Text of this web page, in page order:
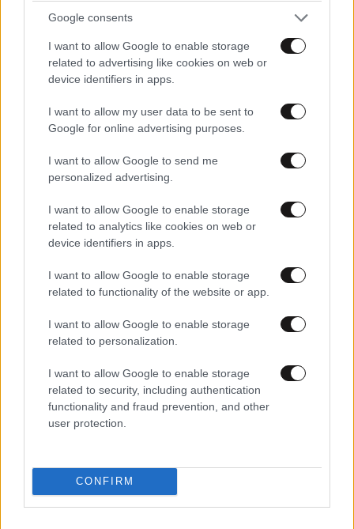
Google consents
I want to allow Google to enable storage
related to advertising like cookies on web or
device identifiers in apps.
I want to allow my user data to be sent to
Google for online advertising purposes.
I want to allow Google to send me
personalized advertising.
I want to allow Google to enable storage
related to analytics like cookies on web or
device identifiers in apps.
I want to allow Google to enable storage
related to functionality of the website or app.
I want to allow Google to enable storage
related to personalization.
I want to allow Google to enable storage
related to security, including authentication
functionality and fraud prevention, and other
user protection.
CONFIRM
Απαντήστε
Τις τράπεζες και τους επαγγελματίες τούς ρώτησες
άλλα ισχυρίζονται αυτοί.
Απαντήστε
Πάντα φταίει ο άλλος 19·02·2024 20:36
Απαντήστε
TRENDING